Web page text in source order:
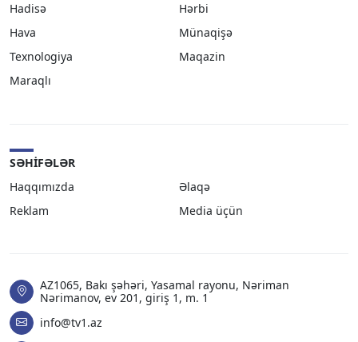
Hadisə
Hərbi
Hava
Münaqişə
Texnologiya
Maqazin
Maraqlı
SƏHIFƏLƏR
Haqqımızda
Əlaqə
Reklam
Media üçün
AZ1065, Bakı şəhəri, Yasamal rayonu, Nəriman
Nərimanov, ev 201, giriş 1, m. 1
info@tv1.az